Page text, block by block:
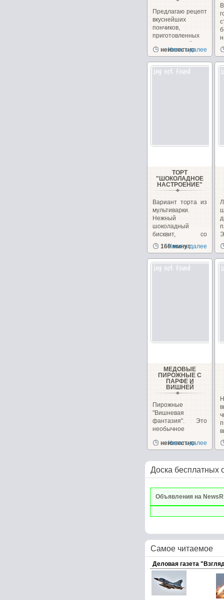
Предлагаю рецепт
вкуснейших
пончиков,
приготовленных
на сгущённом
молоке с
неизвестно
Читать далее
ТОРТ
"ШОКОЛАДНОЕ
НАСТРОЕНИЕ"
Вариант торта из
мультиварки.
Нежный
шоколадный
бисквит, со
сметанным
кремом...
160 минут
Читать далее
МЕДОВЫЕ
ПИРОЖНЫЕ С
ПАРФЕ И
ВИШНЕЙ
Пирожные
"Вишневая
фантазия". Это
необычное
сочетает в себе,...
неизвестно
Читать далее
Доска бесплатных
Объявления на
Самое читаемое